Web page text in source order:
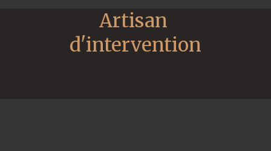
Artisan
d'intervention